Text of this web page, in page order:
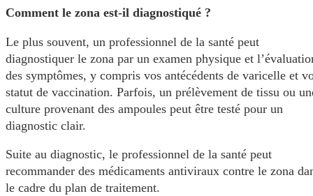
Comment le zona est-il diagnostiqué ?
Le plus souvent, un professionnel de la santé peut
diagnostiquer le zona par un examen physique et
des symptômes, y compris vos antécédents de varicelle et
statut de vaccination. Parfois, un prélèvement de tissu ou
culture provenant des ampoules peut être testé pour un
diagnostic clair.
Suite au diagnostic, le professionnel de la santé peut
recommander des médicaments antiviraux contre le zona
le cadre du plan de traitement.